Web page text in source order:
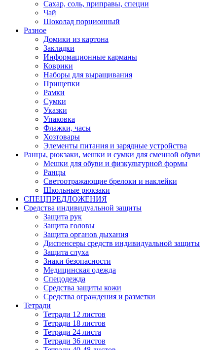
Сахар, соль, приправы, специи
Чай
Шоколад порционный
Разное
Домики из картона
Закладки
Информационные карманы
Коврики
Наборы для выращивания
Прищепки
Рамки
Сумки
Указки
Упаковка
Флажки, часы
Хозтовары
Элементы питания и зарядные устройства
Ранцы, рюкзаки, мешки и сумки для сменной обуви
Мешки для обуви и физкультурной формы
Ранцы
Светоотражающие брелоки и наклейки
Школьные рюкзаки
СПЕЦПРЕДЛОЖЕНИЯ
Средства индивидуальной защиты
Защита рук
Защита головы
Защита органов дыхания
Диспенсеры средств индивидуальной защиты
Защита слуха
Знаки безопасности
Медицинская одежда
Спецодежда
Средства защиты кожи
Средства ограждения и разметки
Тетради
Тетради 12 листов
Тетради 18 листов
Тетради 24 листа
Тетради 36 листов